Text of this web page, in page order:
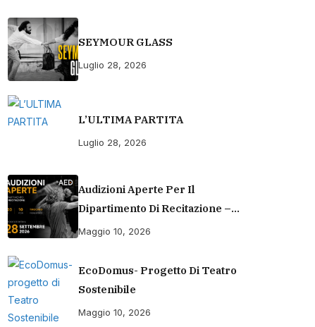
SEYMOUR GLASS
Luglio 28, 2026
L’ULTIMA PARTITA
Luglio 28, 2026
Audizioni Aperte Per Il
Dipartimento Di Recitazione –
Accademia Europea Di Danza
Recitazione A Roma
Maggio 10, 2026
EcoDomus- Progetto Di Teatro
Sostenibile
Maggio 10, 2026